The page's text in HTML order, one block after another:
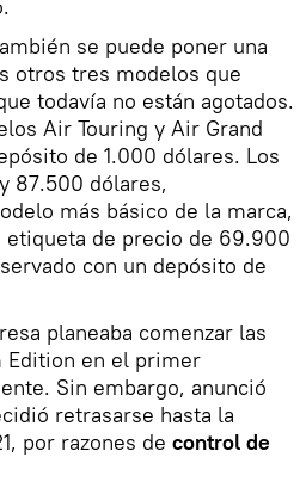
se puede poner una
otros tres modelos que
todavía no están agotados.
Air Touring y Air Grand
de 1.000 dólares. Los
87.500 dólares,
más básico de la marca,
etiqueta de precio de 69.900
con un depósito de
planeaba comenzar las
Edition en el primer
Sin embargo, anunció
retrasarse hasta la
por razones de control de